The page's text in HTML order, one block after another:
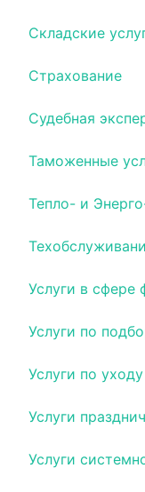
Складские
Страхование
Судебная
Таможенные
Тепло- и
Услуги в сфере
Услуги по
Услуги по
Услуги
Услуги